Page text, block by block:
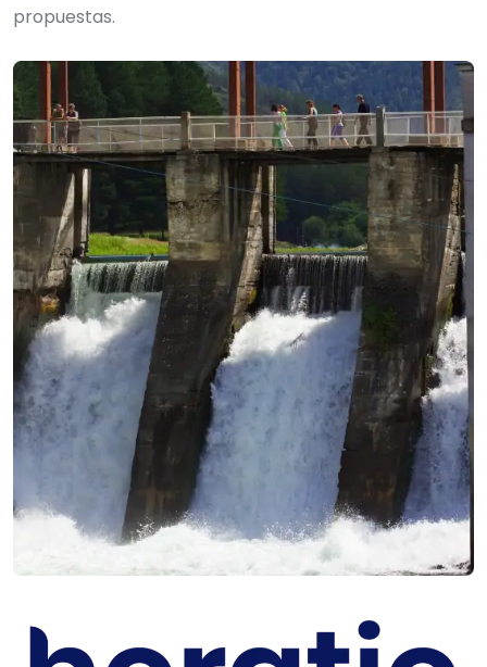
propuestas.